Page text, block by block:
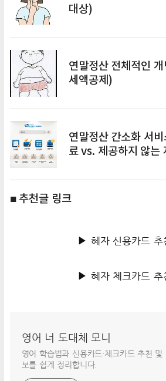
대상)
연말정산 전체적인
세액공제)
연말정산 간소화 서
료 vs. 제공하지 않는
■ 추천글 링크
▶ 혜자 신용카드
▶ 혜자 체크카드
영어 너 도대체 모니
영어 학습법과 신용카드·체크카드 추천 및
보를 쉽게 정리합니다.